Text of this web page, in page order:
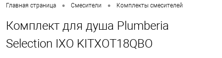
Главная страница • Смесители • Комплекты смесителей
Комплект для душа Plumberia
Selection IXO KITXOT18QBO